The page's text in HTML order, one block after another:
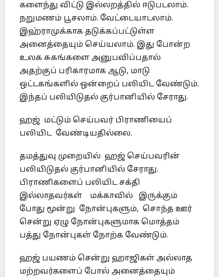
களைந்து விட்டு இல்லறத்தில் ஈடுபடலாம்.
நறுமணம் பூசலாம். வேட்டையாடலாம்.
இஹ்ராமுக்காக தடுக்கப்பட்டுள்ள
அனைத்தையும் செய்யலாம். இது போன்ற
உலக சுகங்களை அனுபவிப்பதால்
அதற்குப் பரிகாரமாக ஆடு, மாடு
ஒட்டகங்களில் ஒன்றைப் பலியிட வேண்டும்.
இந்தப் பலியிடுதல் குர்பானியில் சேராது.
ஹஜ் மட்டும் செய்பவர் பிராணியைப்
பலியிட வேண்டியதில்லை.
தமத்துவு முறையில் ஹஜ் செய்பவரின்
பலியிடுதல் குர்பானியில் சேராது.
பிராணிகளைப் பலியிட சக்தி
இல்லாதவர்கள் மக்காவில் இருக்கும்
போது மூன்று நோன்புகளும், சொந்த ஊர்
சென்று ஏழு நோன்புகளுமாக மொத்தம்
பத்து நோன்புகள் நோற்க வேண்டும்.
ஹஜ் பயணம் சென்று ஹாஜிகள் அல்லாத
மற்றவர்களைப் போல் அனைத்தையும்